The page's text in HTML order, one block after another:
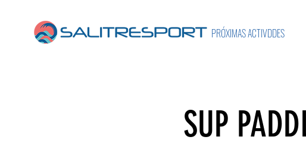
PRÓXIMAS ACTIVDDES
SUP